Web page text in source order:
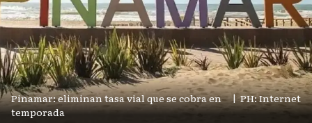
Pinamar: eliminan tasa vial que se cobra en
temporada
| PH: Internet